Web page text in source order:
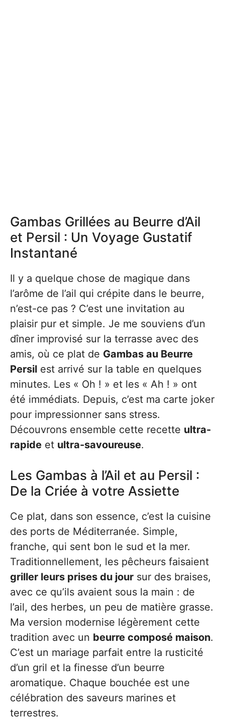
Gambas Grillées au Beurre d’Ail
et Persil : Un Voyage Gustatif
Instantané
Il y a quelque chose de magique dans
l’arôme de l’ail qui crépite dans le beurre,
n’est-ce pas ? C’est une invitation au
plaisir pur et simple. Je me souviens d’un
dîner improvisé sur la terrasse avec des
amis, où ce plat de Gambas au Beurre
Persil est arrivé sur la table en quelques
minutes. Les « Oh ! » et les « Ah ! » ont
été immédiats. Depuis, c’est ma carte joker
pour impressionner sans stress.
Découvrons ensemble cette recette ultra-
rapide et ultra-savoureuse.
Les Gambas à l’Ail et au Persil :
De la Criée à votre Assiette
Ce plat, dans son essence, c’est la cuisine
des ports de Méditerranée. Simple,
franche, qui sent bon le sud et la mer.
Traditionnellement, les pêcheurs faisaient
griller leurs prises du jour sur des braises,
avec ce qu’ils avaient sous la main : de
l’ail, des herbes, un peu de matière grasse.
Ma version modernise légèrement cette
tradition avec un beurre composé maison.
C’est un mariage parfait entre la rusticité
d’un gril et la finesse d’un beurre
aromatique. Chaque bouchée est une
célébration des saveurs marines et
terrestres.